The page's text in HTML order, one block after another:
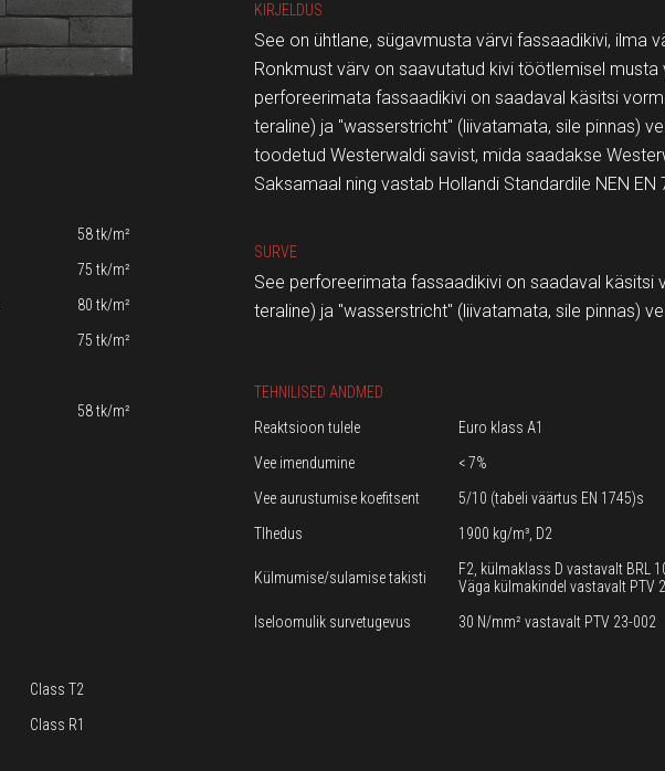
58 tk/m²
75 tk/m²
80 tk/m²
75 tk/m²
58 tk/m²
Class T2
Class R1
KIRJELDUS
See on ühtlane, sügavmusta värvi fassaadikivi, ilma
Ronkmust värv on saavutatud kivi töötlemisel musta
perforeerimata fassaadikivi on saadaval käsitsi
teraline) ja "wasserstricht" (liivatamata, sile pinnas)
toodetud Westerwaldi savist, mida saadakse
Saksamaal ning vastab Hollandi Standardile NEN EN
SURVE
See perforeerimata fassaadikivi on saadaval käsitsi
teraline) ja "wasserstricht" (liivatamata, sile pinnas)
TEHNILISED ANDMED
Reaktsioon tulele
Euro klass A1
Vee imendumine
< 7%
Vee aurustumise koefitsent
5/10 (tabeli väärtus EN 1745)s
TIhedus
1900 kg/m³, D2
Külmumise/sulamise takisti
F2, külmaklass D vastavalt BRL
Väga külmakindel vastavalt PTV
Iseloomulik survetugevus
30 N/mm² vastavalt PTV 23-002